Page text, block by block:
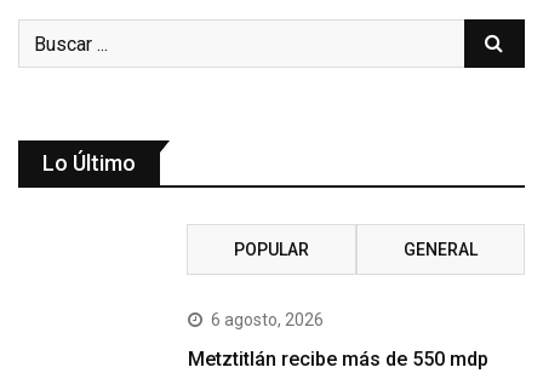
Lo Último
POPULAR GENERAL
6 agosto, 2026
Metztitlán recibe más de 550 mdp